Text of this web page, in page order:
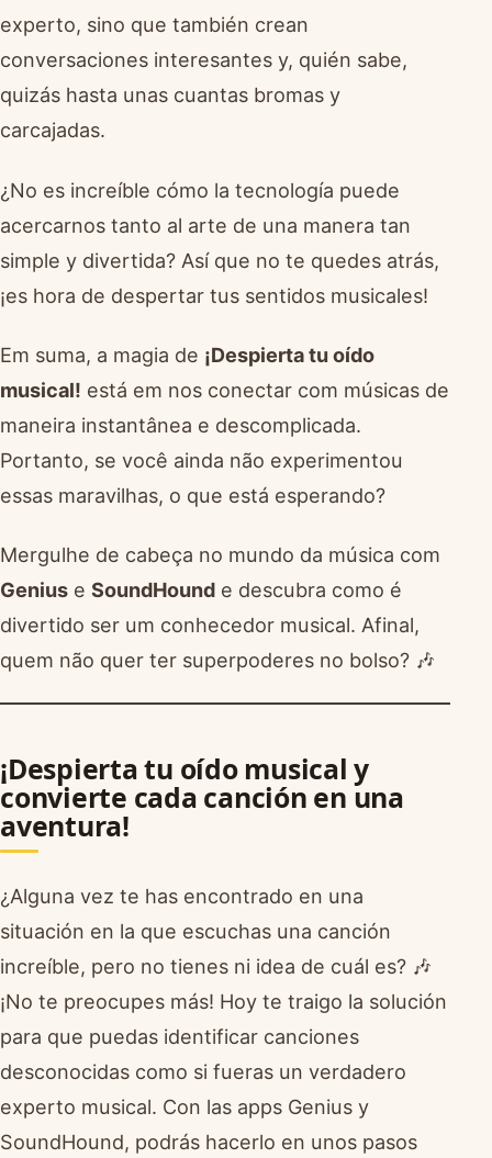
experto, sino que también crean
conversaciones interesantes y, quién sabe,
quizás hasta unas cuantas bromas y
carcajadas.
¿No es increíble cómo la tecnología puede
acercarnos tanto al arte de una manera tan
simple y divertida? Así que no te quedes atrás,
¡es hora de despertar tus sentidos musicales!
Em suma, a magia de ¡Despierta tu oído
musical! está em nos conectar com músicas de
maneira instantânea e descomplicada.
Portanto, se você ainda não experimentou
essas maravilhas, o que está esperando?
Mergulhe de cabeça no mundo da música com
Genius e SoundHound e descubra como é
divertido ser um conhecedor musical. Afinal,
quem não quer ter superpoderes no bolso? 🎶
¡Despierta tu oído musical y
convierte cada canción en una
aventura!
¿Alguna vez te has encontrado en una
situación en la que escuchas una canción
increíble, pero no tienes ni idea de cuál es? 🎶
¡No te preocupes más! Hoy te traigo la solución
para que puedas identificar canciones
desconocidas como si fueras un verdadero
experto musical. Con las apps Genius y
SoundHound, podrás hacerlo en unos pasos